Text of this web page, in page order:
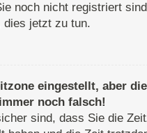
noch nicht registriert
dies jetzt zu tun.
eingestellt, aber die
noch falsch!
sind, dass Sie die